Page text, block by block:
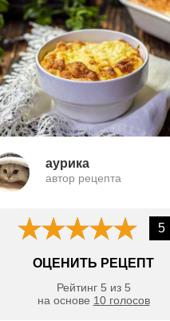
aурика
автор рецепта
5
ОЦЕНИТЬ РЕЦЕПТ
Рейтинг 5 из 5
на основе 10голосов